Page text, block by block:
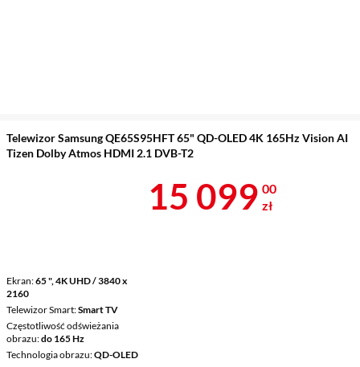
Telewizor Samsung QE65S95HFT 65" QD-OLED 4K 165Hz Vision AI
Tizen Dolby Atmos HDMI 2.1 DVB-T2
Ekran 65 ", 4K UHD / 3840 x
2160
Telewizor Smart Smart TV
Częstotliwość odświeżania
obrazu do 165 Hz
Technologia obrazu QD-OLED
Cena 15 099
15 099 00
zł